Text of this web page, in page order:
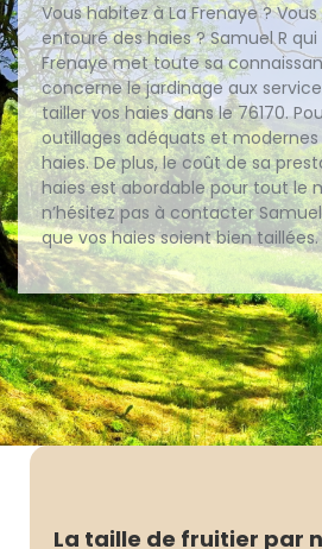
Vous habitez à La Frenaye ?
entouré des haies ? Samuel R qui
Frenaye met toute sa
concerne le jardinage aux
tailler vos haies dans le 76170.
outillages adéquats et
haies. De plus, le coût de sa
haies est abordable pour tout le
n’hésitez pas à contacter
que vos haies soient bien taillées.
La taille de fruitier par